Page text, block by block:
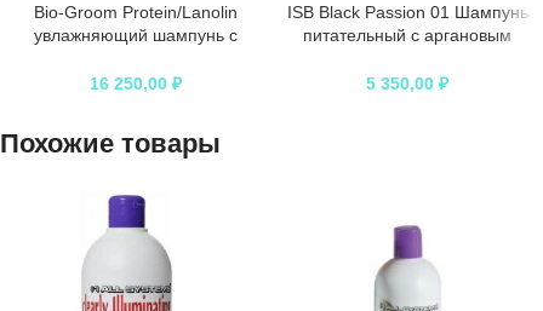
Bio-Groom Protein/Lanolin
увлажняющий шампунь с
16 250,00 ₽
ISB Black Passion 01 Шампунь
питательный с аргановым
5 350,00 ₽
Похожие товары